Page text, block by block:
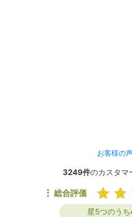
お客様の
3249件のカスタマ
総合評価
星5つのうち